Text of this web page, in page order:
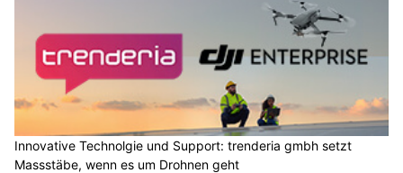
Innovative Technolgie und Support: trenderia gmbh setzt
Massstäbe, wenn es um Drohnen geht